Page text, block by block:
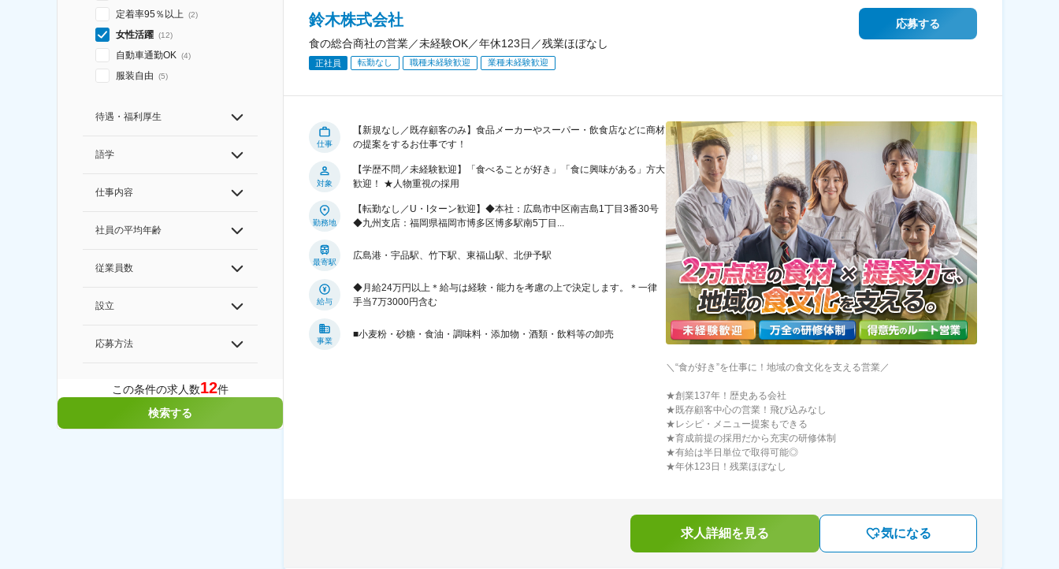
定着率95％以上 (2)
女性活躍 (12)
自動車通勤OK (4)
服装自由 (5)
待遇・福利厚生
語学
仕事内容
社員の平均年齢
従業員数
設立
応募方法
この条件の求人数12件
検索する
鈴木株式会社
食の総合商社の営業／未経験OK／年休123日／残業ほぼなし
正社員 転勤なし 職種未経験歓迎 業種未経験歓迎
応募する
仕事
【新規なし／既存顧客のみ】食品メーカーやスーパー・飲食店などに商材
の提案をするお仕事です！
対象
【学歴不問／未経験歓迎】「食べることが好き」「食に興味がある」方大
歓迎！ ★人物重視の採用
勤務地
【転勤なし／U・Iターン歓迎】◆本社：広島市中区南吉島1丁目3番30号
◆九州支店：福岡県福岡市博多区博多駅南5丁目...
最寄駅
広島港・宇品駅、竹下駅、東福山駅、北伊予駅
給与
◆月給24万円以上＊給与は経験・能力を考慮の上で決定します。＊一律
手当7万3000円含む
事業
■小麦粉・砂糖・食油・調味料・添加物・酒類・飲料等の卸売
＼“食が好き”を仕事に！地域の食文化を支える営業／
★創業137年！歴史ある会社
★既存顧客中心の営業！飛び込みなし
★レシピ・メニュー提案もできる
★育成前提の採用だから充実の研修体制
★有給は半日単位で取得可能◎
★年休123日！残業ほぼなし
求人詳細を見る 気になる